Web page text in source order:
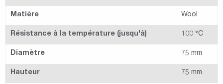
Matière Wool
Résistance à la température (jusqu'à) 100 °C
Diamètre 75 mm
Hauteur 75 mm